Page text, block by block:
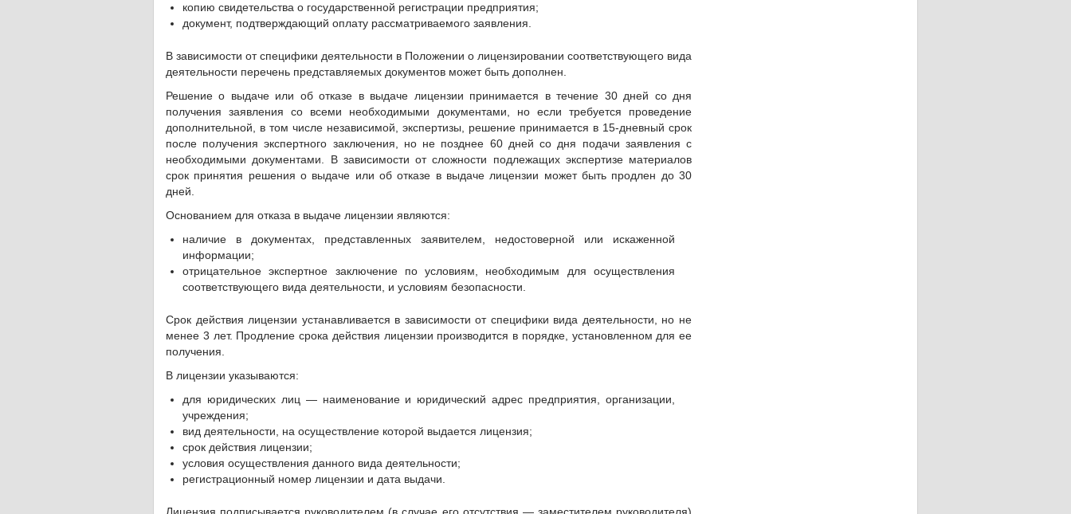
копию свидетельства о государственной регистрации предприятия;
документ, подтверждающий оплату рассматриваемого заявления.
В зависимости от специфики деятельности в Положении о лицензировании соответствующего вида
деятельности перечень представляемых документов может быть дополнен.
Решение о выдаче или об отказе в выдаче лицензии принимается в течение 30 дней со дня
получения заявления со всеми необходимыми документами, но если требуется проведение
дополнительной, в том числе независимой, экспертизы, решение принимается в 15-дневный срок
после получения экспертного заключения, но не позднее 60 дней со дня подачи заявления с
необходимыми документами. В зависимости от сложности подлежащих экспертизе материалов
срок принятия решения о выдаче или об отказе в выдаче лицензии может быть продлен до 30
дней.
Основанием для отказа в выдаче лицензии являются:
наличие в документах, представленных заявителем, недостоверной или искаженной
информации;
отрицательное экспертное заключение по условиям, необходимым для осуществления
соответствующего вида деятельности, и условиям безопасности.
Срок действия лицензии устанавливается в зависимости от специфики вида деятельности, но не
менее 3 лет. Продление срока действия лицензии производится в порядке, установленном для ее
получения.
В лицензии указываются:
для юридических лиц — наименование и юридический адрес предприятия, организации,
учреждения;
вид деятельности, на осуществление которой выдается лицензия;
срок действия лицензии;
условия осуществления данного вида деятельности;
регистрационный номер лицензии и дата выдачи.